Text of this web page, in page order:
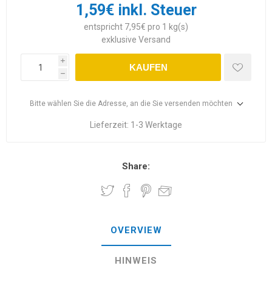
1,59€ inkl. Steuer
entspricht 7,95€ pro 1 kg(s)
exklusive Versand
i
h
KAUFEN
Bitte wählen Sie die Adresse, an die Sie versenden möchten
Lieferzeit: 1-3 Werktage
Share:
OVERVIEW
HINWEIS